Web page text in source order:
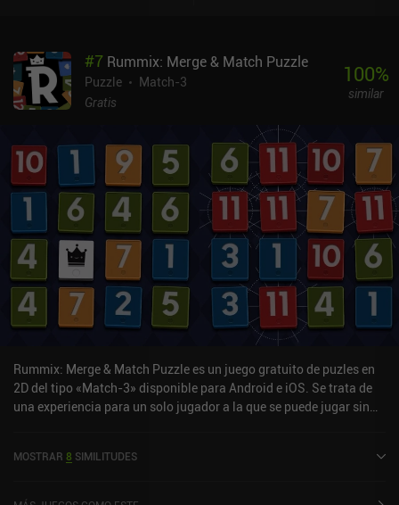
#7 Rummix: Merge & Match Puzzle
Puzzle
Match-3
Gratis
100%
similar
Rummix: Merge & Match Puzzle es un juego gratuito de puzles en
2D del tipo «Match-3» disponible para Android e iOS. Se trata de
una experiencia para un solo jugador a la que se puede jugar sin
Puzzle se lanzó en marzo de 2025 y tiene actualmente una
App Store de iOS.
MOSTRAR 8 SIMILITUDES